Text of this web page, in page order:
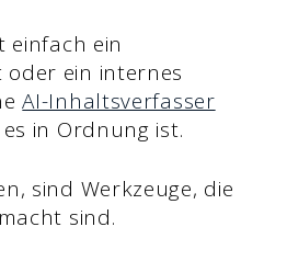
einfach ein
ein internes
AI-Inhaltsverfasser
in Ordnung ist.
sind Werkzeuge, die
sind.